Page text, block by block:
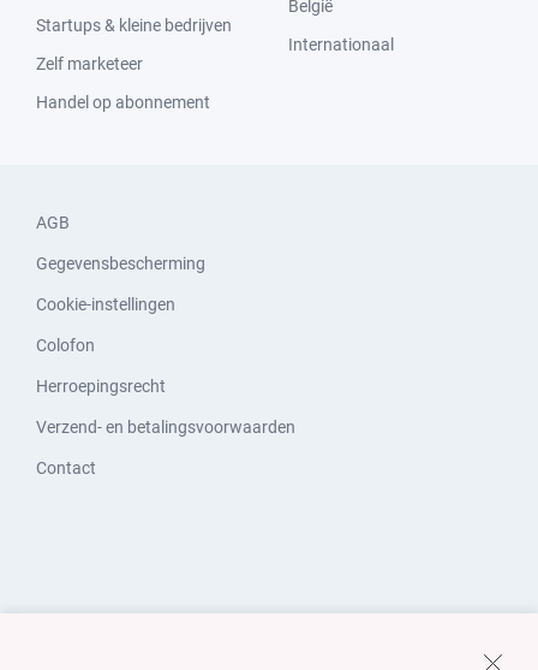
Startups & kleine bedrijven
Zelf marketeer
Handel op abonnement
België
Internationaal
AGB
Gegevensbescherming
Cookie-instellingen
Colofon
Herroepingsrecht
Verzend- en betalingsvoorwaarden
Contact